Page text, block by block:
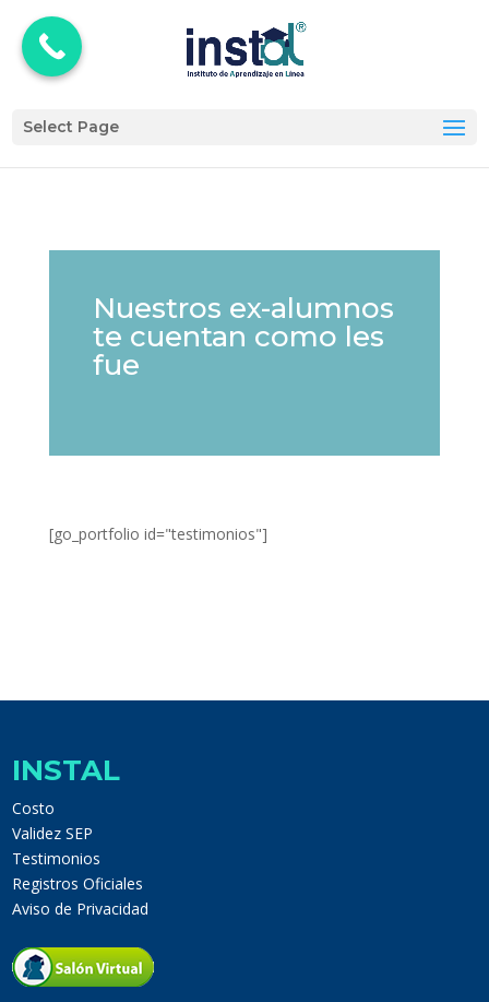
Select Page
Nuestros ex-alumnos
te cuentan como les
fue
[go_portfolio id="testimonios"]
INSTAL
Costo
Validez SEP
Testimonios
Registros Oficiales
Aviso de Privacidad